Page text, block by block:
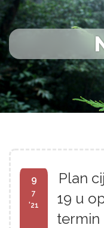
9
7
'21
Plan
19 u
termin